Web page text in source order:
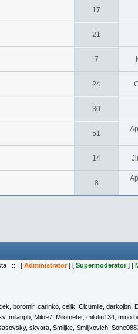
17
21
7
24
30
51
14
8
:: [ Administrator] [ Supermoderator] [
boromir, carinko celik Cicumile darkojbn
, milanpb Milo97 Milometer, milutin134 mino
, skvara Smiljke Smiljkovich